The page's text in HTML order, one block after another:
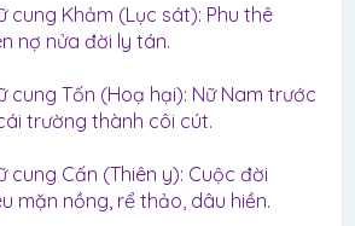
cung Khảm (Lục sát): Phu thê
nợ nửa đời ly tán.
cung Tốn (Hoạ hại): Nữ Nam trước
trường thành côi cút.
cung Cấn (Thiên y): Cuộc đời
mặn nồng, rể thảo, dâu hiền.